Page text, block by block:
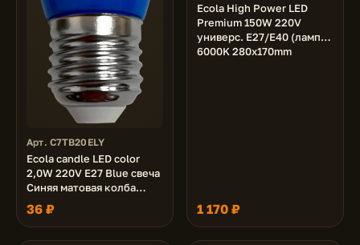
Арт. C7TB20ELY
Ecola candle LED color
2,0W 220V E27 Blue свеча
Синяя матовая колба
82x37
36 ₽
Ecola High Power LED
Premium 150W 220V
универс. E27/E40 (лампа)
6000K 280х170mm
1 170 ₽